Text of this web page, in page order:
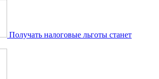
Получать налоговые льготы станет